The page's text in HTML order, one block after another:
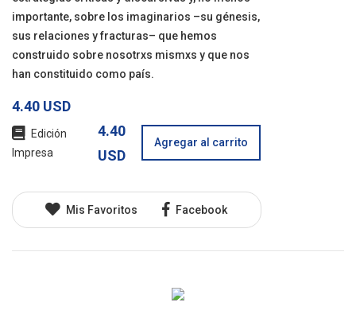
importante, sobre los imaginarios –su génesis,
sus relaciones y fracturas– que hemos
construido sobre nosotrxs mismxs y que nos
han constituido como país.
4.40 USD
Edición
Impresa
4.40
USD
Agregar al carrito
Mis Favoritos Facebook